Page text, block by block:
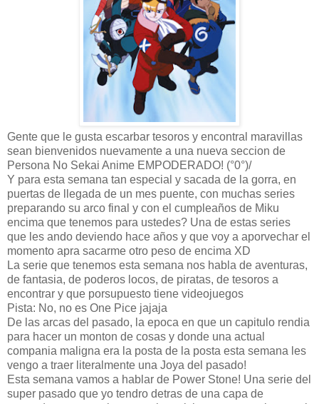
Gente que le gusta escarbar tesoros y encontral maravillas
sean bienvenidos nuevamente a una nueva seccion de
Persona No Sekai Anime EMPODERADO! (°0°)/
Y para esta semana tan especial y sacada de la gorra, en
puertas de llegada de un mes puente, con muchas series
preparando su arco final y con el cumpleaños de Miku
encima que tenemos para ustedes? Una de estas series
que les ando deviendo hace años y que voy a aporvechar el
momento apra sacarme otro peso de encima XD
La serie que tenemos esta semana nos habla de aventuras,
de fantasia, de poderos locos, de piratas, de tesoros a
encontrar y que porsupuesto tiene videojuegos
Pista: No, no es One Pice jajaja
De las arcas del pasado, la epoca en que un capitulo rendia
para hacer un monton de cosas y donde una actual
compania maligna era la posta de la posta esta semana les
vengo a traer literalmente una Joya del pasado!
Esta semana vamos a hablar de Power Stone! Una serie del
super pasado que yo tendro detras de una capa de